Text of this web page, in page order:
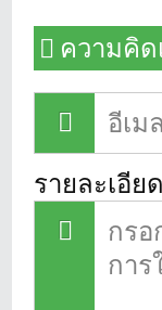
ความคิ
รายละเอียด